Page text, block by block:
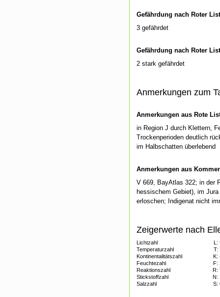
Gefährdung nach Roter
3 gefährdet
Gefährdung nach Roter
2 stark gefährdet
Anmerkungen zum
Anmerkungen aus Rote
in Region J durch Klettern,
Trockenperioden deutlich
im Halbschatten überlebend
Anmerkungen aus
V 669, BayAtlas 322; in der
hessischem Gebiet), im
erloschen; Indigenat nicht
Zeigerwerte nach
Lichtzahl L:
Temperaturzahl
T:
Kontinentalitätszahl
K:
Feuchtezahl
F:
Reaktionszahl
R:
Stickstoffzahl
N:
Salzzahl
S: